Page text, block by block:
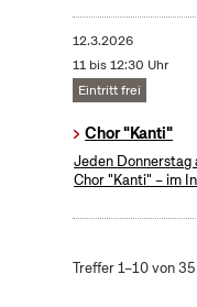
12.3.2026
11 bis 12:30 Uhr
Eintritt frei
Chor "Kanti"
Jeden
Chor "Kanti" – im
Treffer 1–10 von 35